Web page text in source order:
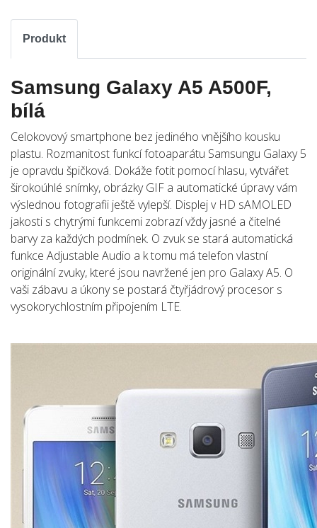
Produkt
Samsung Galaxy A5 A500F,
bílá
Celokovový smartphone bez jediného vnějšího kousku
plastu. Rozmanitost funkcí fotoaparátu Samsungu Galaxy 5
je opravdu špičková. Dokáže fotit pomocí hlasu, vytvářet
širokoúhlé snímky, obrázky GIF a automatické úpravy vám
výslednou fotografii ještě vylepší. Displej v HD sAMOLED
jakosti s chytrými funkcemi zobrazí vždy jasné a čitelné
barvy za každých podmínek. O zvuk se stará automatická
funkce Adjustable Audio a k tomu má telefon vlastní
originální zvuky, které jsou navržené jen pro Galaxy A5. O
vaši zábavu a úkony se postará čtyřjádrový procesor s
vysokorychlostním připojením LTE.